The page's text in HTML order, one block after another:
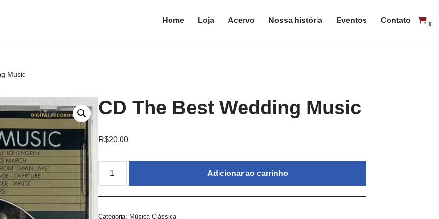
Home Loja Acervo Nossa história Eventos Contato 0
Music
CD The Best Wedding Music
R$20.00
Adicionar ao carrinho
Categoria: Música Clássica